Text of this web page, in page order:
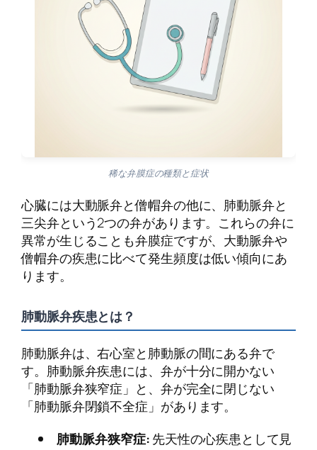
稀な弁膜症の種類と症状
心臓には大動脈弁と僧帽弁の他に、肺動脈弁と
三尖弁という2つの弁があります。これらの弁に
異常が生じることも弁膜症ですが、大動脈弁や
僧帽弁の疾患に比べて発生頻度は低い傾向にあ
ります。
肺動脈弁疾患とは？
肺動脈弁は、右心室と肺動脈の間にある弁で
す。肺動脈弁疾患には、弁が十分に開かない
「肺動脈弁狭窄症」と、弁が完全に閉じない
「肺動脈弁閉鎖不全症」があります。
肺動脈弁狭窄症:先天性の心疾患として見